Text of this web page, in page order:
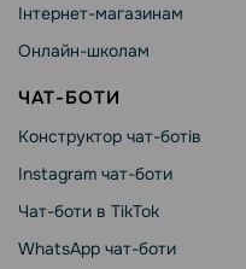
Інтернет-магазинам
Онлайн-школам
ЧАТ-БОТИ
Конструктор чат-ботів
Instagram чат-боти
Чат-боти в TikTok
WhatsApp чат-боти